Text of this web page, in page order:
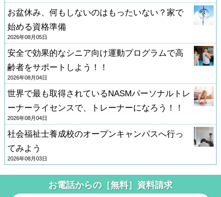
お盆休み、何もしないのはもったいない？家で
始める資格準備
2026年08月05日
安全で効果的なシニア向け運動プログラムで高
齢者をサポートしよう！！
2026年08月04日
世界で最も取得されているNASMパーソナルトレ
ーナーライセンスで、トレーナーになろう！！
2026年08月04日
社会福祉士養成校のオープンキャンパスへ行っ
てみよう
2026年08月03日
お電話からの［無料］資料請求